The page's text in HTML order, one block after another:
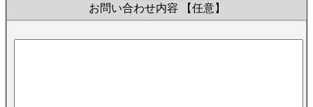
お問い合わせ内容 【任意】